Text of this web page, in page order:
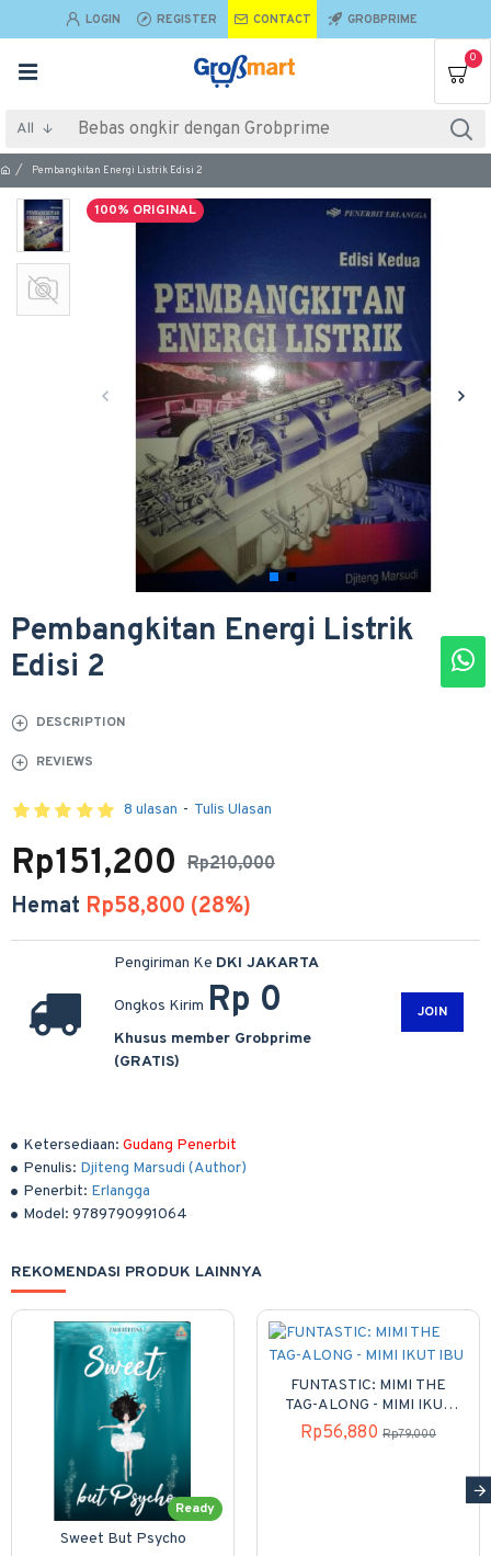
LOGIN REGISTER CONTACT GROBPRIME
0
All
Pembangkitan Energi Listrik Edisi 2
100% ORIGINAL
Pembangkitan Energi Listrik
Edisi 2
DESCRIPTION
REVIEWS
Ketersediaan: Gudang Penerbit
Penulis: Djiteng Marsudi (Author)
Penerbit: Erlangga
Model: 9789790991064
8 ulasan - Tulis Ulasan
Rp210,000
Rp151,200
Hemat Rp58,800 (28%)
Pengiriman Ke DKI JAKARTA
Ongkos Kirim Rp 0
Khusus member Grobprime
(GRATIS)
JOIN
REKOMENDASI PRODUK LAINNYA
Ready
Sweet But Psycho
FUNTASTIC: MIMI THE
TAG-ALONG - MIMI IKUT
IBU
Rp56,880 Rp79,000